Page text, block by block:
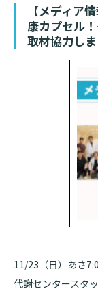
当院のご紹介
当院のご紹
院長あいさつ
幹部紹介
情報公開
ご来院される
外来について
初診の方へ
外来のお会
診療科・セン
医療機関・医
患者さんの
【メディア
康カプセル
取材協力し
11/23（日）あさ
代謝センタースタ